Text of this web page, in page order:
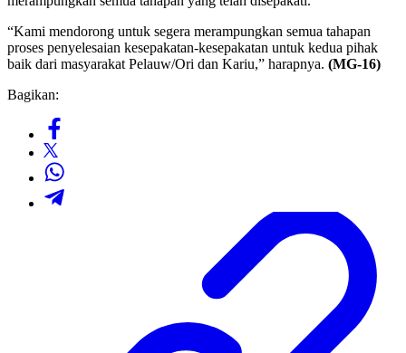
“Kami mendorong untuk segera merampungkan semua tahapan
proses penyelesaian kesepakatan-kesepakatan untuk kedua pihak
baik dari masyarakat Pelauw/Ori dan Kariu,” harapnya. (MG-16)
Bagikan: